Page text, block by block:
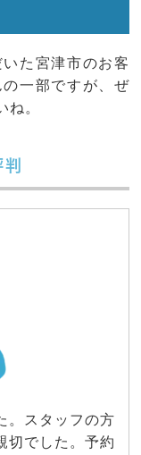
た宮津市のお客
一部ですが、ぜ
ね。
。スタッフの方
切でした。予約